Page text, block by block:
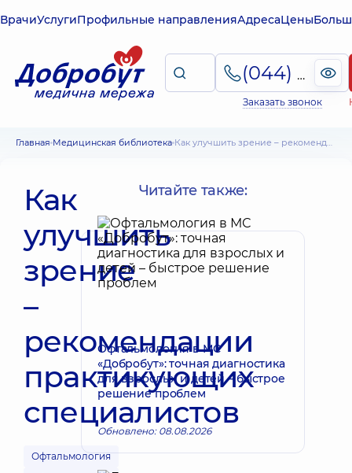
ВрачиУслугиПрофильные направленияАдресаЦены
(044) 495-2-888
Заказать звонок
Главная Медицинская библиотека Как улучшить зрение – рекомендации практикующих специалистов
Как
улучшить
зрение
–
рекомендации
практикующих
специалистов
Офтальмология
Читайте также:
Офтальмология в МС
«Добробут»: точная диагностика
для взрослых и детей – быстрое
решение проблем
Обновлено: 08.08.2026